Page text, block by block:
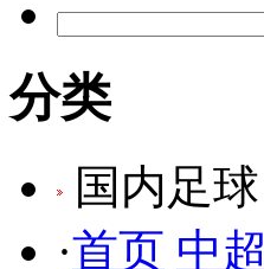
分类
国内足球
·首页 中超